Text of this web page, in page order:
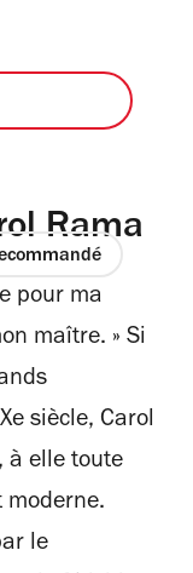
Rama
pour ma
maître. » Si
siècle, Carol
à elle toute
moderne.
le